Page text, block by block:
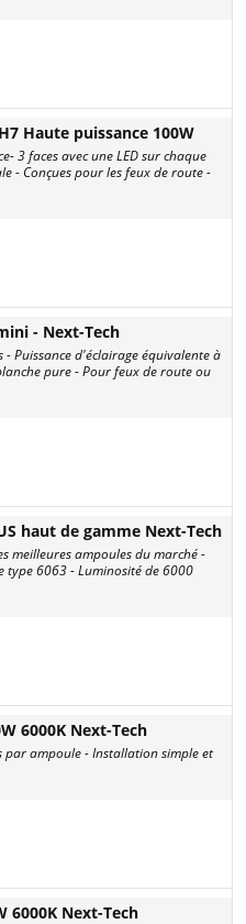
Haute puissance 100W
3 faces avec une LED sur chaque
- Conçues pour les feux de route -
- Next-Tech
- Puissance d'éclairage équivalente à
pure - Pour feux de route ou
haut de gamme Next-Tech
meilleures ampoules du marché -
6063 - Luminosité de 6000
6000K Next-Tech
ampoule - Installation simple et
6000K Next-Tech